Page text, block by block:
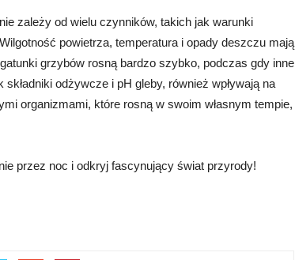
zależy od wielu czynników, takich jak warunki
powietrza, temperatura i opady deszczu mają
grzybów rosną bardzo szybko, podczas gdy inne
odżywcze i pH gleby, również wpływają na
organizmami, które rosną w swoim własnym tempie,
przez noc i odkryj fascynujący świat przyrody!